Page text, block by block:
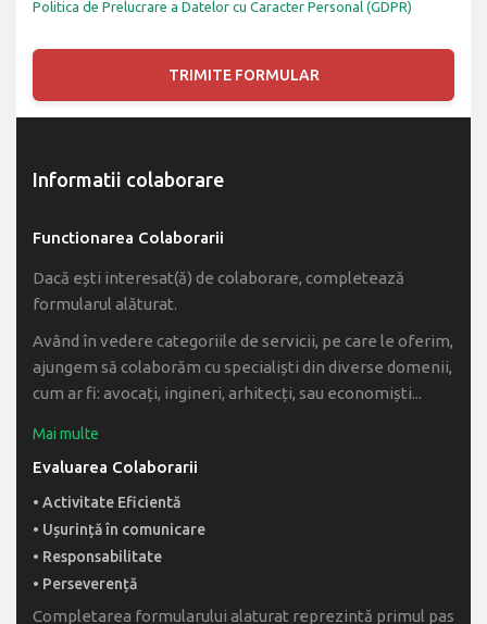
Politica de Prelucrare a Datelor cu Caracter Personal (GDPR)
Informatii colaborare
Functionarea Colaborarii
Dacă ești interesat(ă) de colaborare, completează
formularul alăturat.
Având în vedere categoriile de servicii, pe care le oferim,
ajungem să colaborăm cu specialiști din diverse domenii,
cum ar fi: avocați, ingineri, arhitecți, sau economiști...
Evaluarea Colaborarii
• Activitate Eficientă
• Ușurință în comunicare
• Responsabilitate
• Perseverență
Completarea formularului alaturat reprezintă primul pas